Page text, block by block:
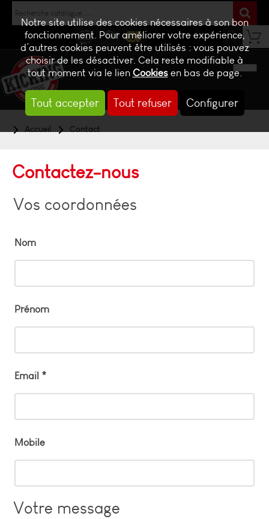
Notre site utilise des cookies nécessaires à son bon
fonctionnement. Pour améliorer votre expérience,
d’autres cookies peuvent être utilisés : vous pouvez
choisir de les désactiver. Cela reste modifiable à
tout moment via le lienCookiesen bas de page.
Tout accepter Tout refuser Configurer
NEWS CONTACTBILLETTERIE
Accueil Contact
Contactez-nous
Vos coordonnées
Nom
Prénom
Email *
Mobile
Votre message